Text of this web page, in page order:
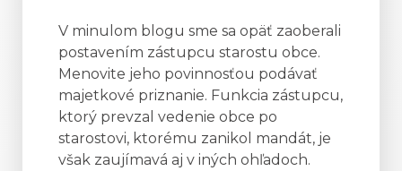
V minulom blogu sme sa opäť zaoberali
postavením zástupcu starostu obce.
Menovite jeho povinnosťou podávať
majetkové priznanie. Funkcia zástupcu,
ktorý prevzal vedenie obce po
starostovi, ktorému zanikol mandát, je
však zaujímavá aj v iných ohľadoch.